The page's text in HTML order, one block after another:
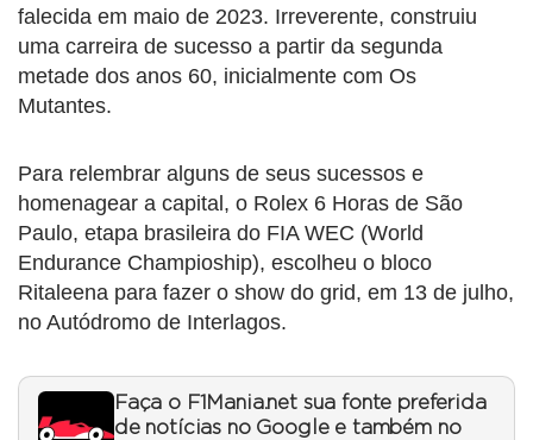
falecida em maio de 2023. Irreverente, construiu
uma carreira de sucesso a partir da segunda
metade dos anos 60, inicialmente com Os
Mutantes.
Para relembrar alguns de seus sucessos e
homenagear a capital, o Rolex 6 Horas de São
Paulo, etapa brasileira do FIA WEC (World
Endurance Champioship), escolheu o bloco
Ritaleena para fazer o show do grid, em 13 de julho,
no Autódromo de Interlagos.
Faça o F1Mania.net sua fonte preferida
de notícias no Google e também no